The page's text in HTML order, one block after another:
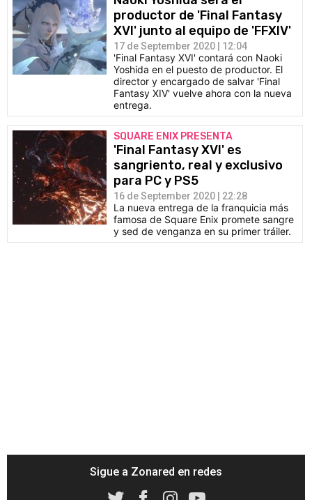
productor de 'Final Fantasy
XVI' junto al equipo de 'FFXIV'
17 de September 2020 | 12:04
'Final Fantasy XVI' contará con Naoki
Yoshida en el puesto de productor. El
director y encargado de salvar 'Final
Fantasy XIV' vuelve ahora con la nueva
entrega.
SQUARE ENIX PRESENTA
'Final Fantasy XVI' es
sangriento, real y exclusivo
para PC y PS5
16 de September 2020 | 22:28
La nueva entrega de la franquicia más
famosa de Square Enix promete sangre
y sed de venganza en su primer tráiler.
Sigue a Zonared en redes